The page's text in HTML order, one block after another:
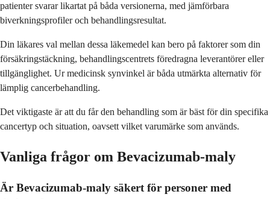
patienter svarar likartat på båda versionerna, med jämförbara
biverkningsprofiler och behandlingsresultat.
Din läkares val mellan dessa läkemedel kan bero på faktorer som din
försäkringstäckning, behandlingscentrets föredragna leverantörer eller
tillgänglighet. Ur medicinsk synvinkel är båda utmärkta alternativ för
lämplig cancerbehandling.
Det viktigaste är att du får den behandling som är bäst för din specifika
cancertyp och situation, oavsett vilket varumärke som används.
Vanliga frågor om Bevacizumab-maly
Är Bevacizumab-maly säkert för personer med